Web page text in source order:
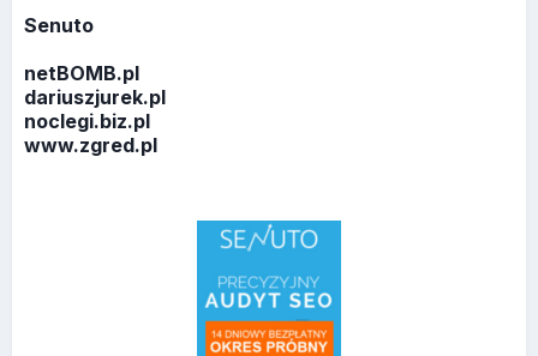
Senuto
netBOMB.pl
dariuszjurek.pl
noclegi.biz.pl
www.zgred.pl